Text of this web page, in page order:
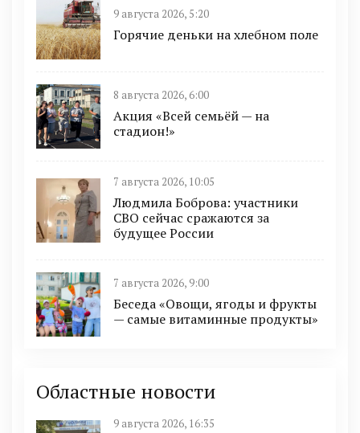
9 августа 2026, 5:20
Горячие деньки на хлебном поле
8 августа 2026, 6:00
Акция «Всей семьёй — на
стадион!»
7 августа 2026, 10:05
Людмила Боброва: участники
СВО сейчас сражаются за
будущее России
7 августа 2026, 9:00
Беседа «Овощи, ягоды и фрукты
— самые витаминные продукты»
Областные новости
9 августа 2026, 16:35